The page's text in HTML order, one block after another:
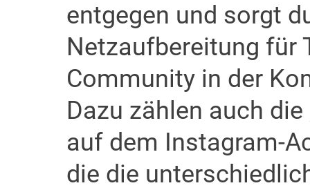
entgegen und sorgt
Netzaufbereitung für
Community in der
Dazu zählen auch
auf dem Instagram-
die die